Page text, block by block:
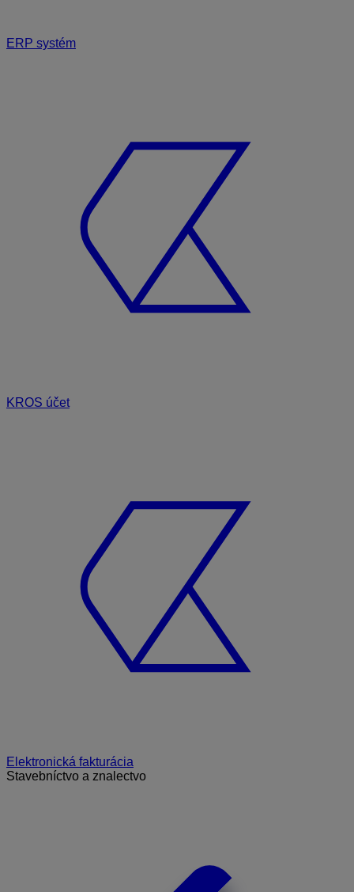
ERP systém
KROS účet
Elektronická fakturácia
Stavebníctvo a znalectvo